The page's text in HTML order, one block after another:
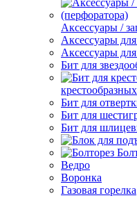
Аксессуары /
Аксессуары
Аксессуары
Бит для
Бит для
Бит для
Бит для
Ведро
Воронка
Газовая горелка